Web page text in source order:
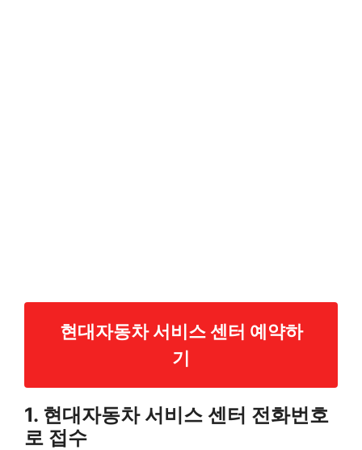
현대자동차 서비스 센터 예약하
기
1. 현대자동차 서비스 센터 전화번호
로 접수